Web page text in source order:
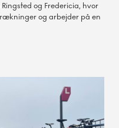
og Fredericia, hvor
og arbejder på en